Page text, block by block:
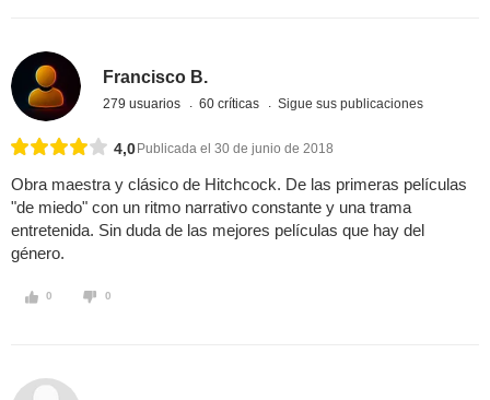
Francisco B.
279 usuarios 60 críticas Sigue sus publicaciones
4,0 Publicada el 30 de junio de 2018
Obra maestra y clásico de Hitchcock. De las primeras películas
"de miedo" con un ritmo narrativo constante y una trama
entretenida. Sin duda de las mejores películas que hay del
género.
0 0